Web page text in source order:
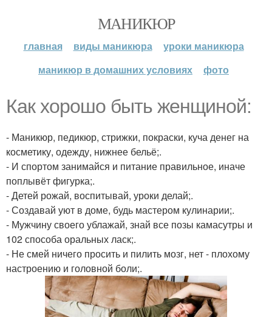
МАНИКЮР
главная виды маникюра
уроки маникюра
маникюр в домашних условиях
фото
Как хорошо быть женщиной:
- Маникюр, педикюр, стрижки, покраски, куча денег на
косметику, одежду, нижнее бельё;.
- И спортом занимайся и питание правильное, иначе
поплывёт фигурка;.
- Детей рожай, воспитывай, уроки делай;.
- Создавай уют в доме, будь мастером кулинарии;.
- Мужчину своего ублажай, знай все позы камасутры и
102 способа оральных ласк;.
- Не смей ничего просить и пилить мозг, нет - плохому
настроению и головной боли;.